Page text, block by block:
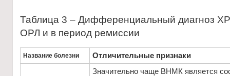
Таблица 3 – Дифференциальный диагноз
ОРЛ и в период ремиссии
Название болезни Отличительные признаки
Значительно чаще ВНМК является